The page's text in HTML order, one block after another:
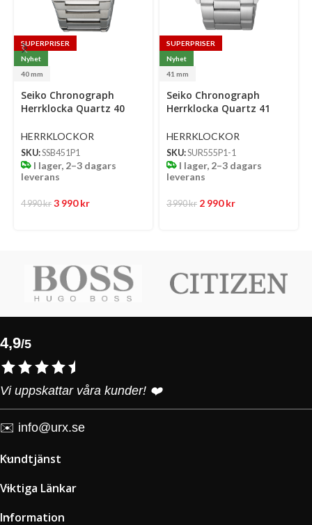
SUPERPRISER
Nyhet
40 mm
Select
options
Seiko Chronograph
Herrklocka Quartz 40
Urtavla Med Stållänk
HERRKLOCKOR
SKU:SSB451P1
I lager, 2–3 dagars
leverans
4 990kr 3 990kr
SUPERPRISER
Nyhet
41 mm
Select
options
Seiko Chronograph
Herrklocka Quartz 41
Stållänk
HERRKLOCKOR
SKU:SUR555P1-1
I lager, 2–3 dagars
leverans
3 990kr 2 990kr
4,9/5
Vi uppskattar våra kunder! ❤️
✉️ info@urx.se
Kundtjänst
Viktiga Länkar
Information